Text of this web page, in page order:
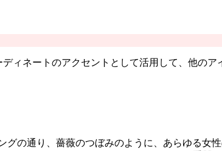
ィネートのアクセントとして活用して、他の
グの通り、薔薇のつぼみのように、あらゆる女